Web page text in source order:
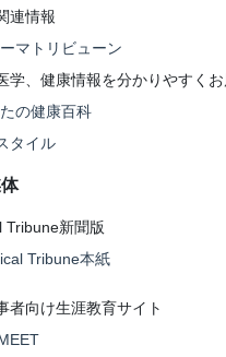
連情報
マトリビューン
学、健康情報を分かりやすく
の健康百科
タイル
Tribune新聞版
Tribune本紙
者向け生涯教育サイト